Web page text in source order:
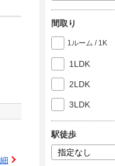
間取り
1ルーム / 1K
1LDK
2LDK
3LDK
駅徒歩